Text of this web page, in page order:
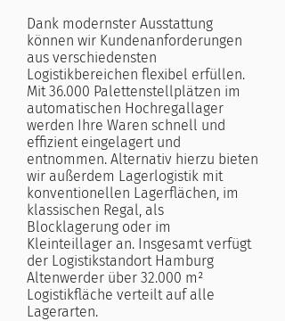
Dank modernster Ausstattung
können wir Kundenanforderungen
aus verschiedensten
Logistikbereichen flexibel erfüllen.
Mit 36.000 Palettenstellplätzen im
automatischen Hochregallager
werden Ihre Waren schnell und
effizient eingelagert und
entnommen. Alternativ hierzu bieten
wir außerdem Lagerlogistik mit
konventionellen Lagerflächen, im
klassischen Regal, als
Blocklagerung oder im
Kleinteillager an. Insgesamt verfügt
der Logistikstandort Hamburg
Altenwerder über 32.000 m²
Logistikfläche verteilt auf alle
Lagerarten.